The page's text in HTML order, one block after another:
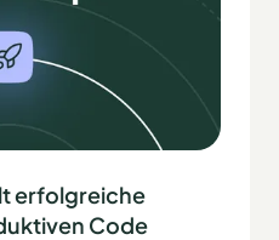
erfolgreiche
Code